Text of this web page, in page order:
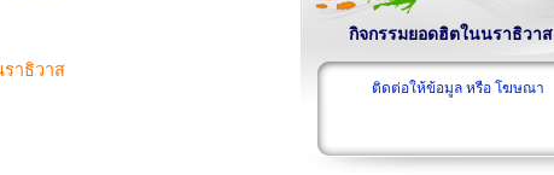
าธิวาส
กิจกรรมยอดฮิตในนราธิวาส
ติดต่อให้ข้อมูล หรือ โฆษณา